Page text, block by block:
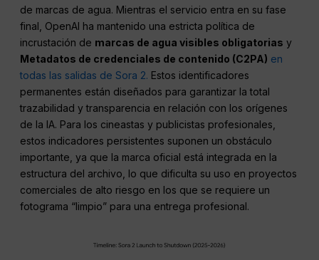
de marcas de agua. Mientras el servicio entra en su fase
final, OpenAI ha mantenido una estricta política de
incrustación de marcas de agua visibles obligatorias y
Metadatos de credenciales de contenido (C2PA) en
todas las salidas de Sora 2. Estos identificadores
permanentes están diseñados para garantizar la total
trazabilidad y transparencia en relación con los orígenes
de la IA. Para los cineastas y publicistas profesionales,
estos indicadores persistentes suponen un obstáculo
importante, ya que la marca oficial está integrada en la
estructura del archivo, lo que dificulta su uso en proyectos
comerciales de alto riesgo en los que se requiere un
fotograma “limpio” para una entrega profesional.